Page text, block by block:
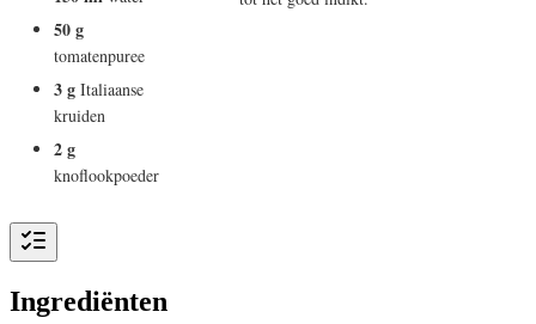
50 g
tomatenpuree
3 g Italiaanse
kruiden
2 g
knoflookpoeder
Ingrediënten